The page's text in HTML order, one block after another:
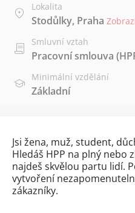
Lokalita
Stodůlky, Praha
Smluvní vztah
Pracovní smlouva
Minimální vzdělání
Základní
Jsi žena, muž, student,
Hledáš HPP na plný nebo
najdeš skvělou partu lidí.
vytvoření
zákazníky.